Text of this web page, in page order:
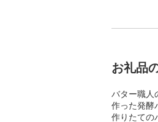
お礼品
バター職人
作った発酵
作りたての